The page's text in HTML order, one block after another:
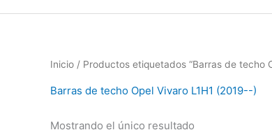
Inicio / Productos etiquetados “Barras de techo
Barras de techo Opel Vivaro L1H1 (2019--)
Mostrando el único resultado